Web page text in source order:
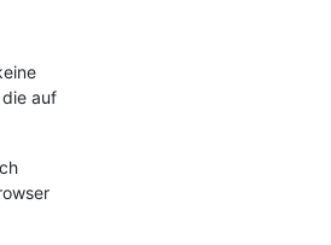
auf